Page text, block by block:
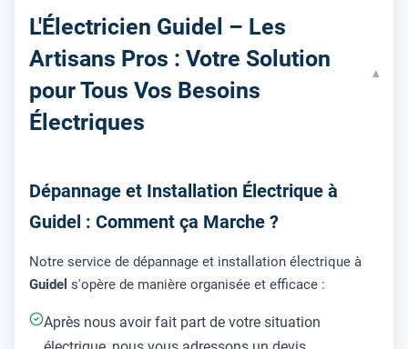
L'Électricien Guidel – Les
Artisans Pros : Votre Solution
pour Tous Vos Besoins
Électriques
▾
Dépannage et Installation Électrique à
Guidel : Comment ça Marche ?
Notre service de dépannage et installation électrique à
Guidel s'opère de manière organisée et efficace :
Après nous avoir fait part de votre situation